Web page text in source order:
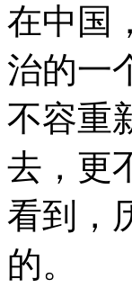
在中国
治的一
不容重
去，更
看到，
的。